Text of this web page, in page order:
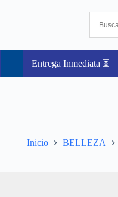
Entrega Inmediata ⏳
Inicio BELLEZA